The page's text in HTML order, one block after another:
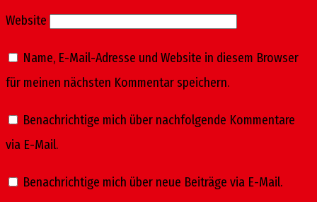
Website
Name, E-Mail-Adresse und Website in diesem Browser
für meinen nächsten Kommentar speichern.
Benachrichtige mich über nachfolgende Kommentare
via E-Mail.
Benachrichtige mich über neue Beiträge via E-Mail.